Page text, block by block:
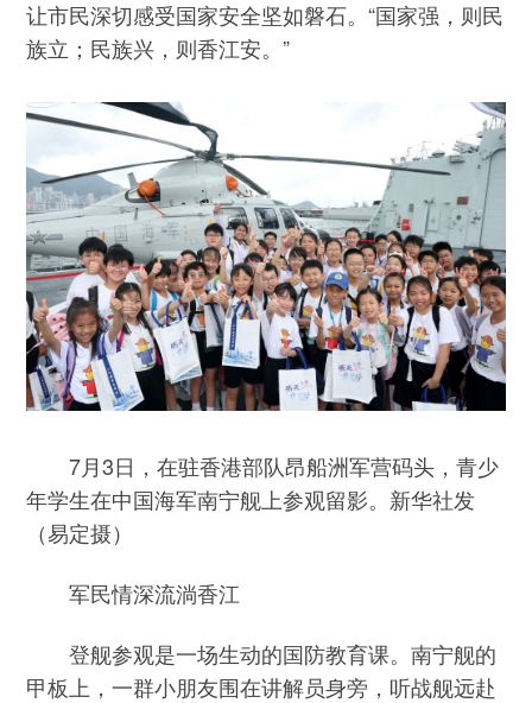
让市民深切感受国家安全坚如磐石。“国家强，则民
族立；民族兴，则香江安。”
7月3日，在驻香港部队昂船洲军营码头，青少
年学生在中国海军南宁舰上参观留影。新华社发
（易定摄）
军民情深流淌香江
登舰参观是一场生动的国防教育课。南宁舰的
甲板上，一群小朋友围在讲解员身旁，听战舰远赴